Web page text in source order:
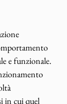
e funzionale.
in cui quel